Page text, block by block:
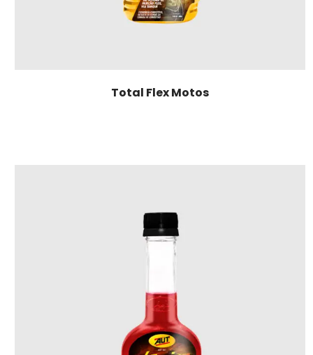
Total Flex Motos